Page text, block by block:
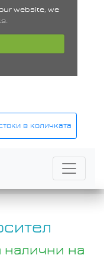
website, we
в количката
налични на